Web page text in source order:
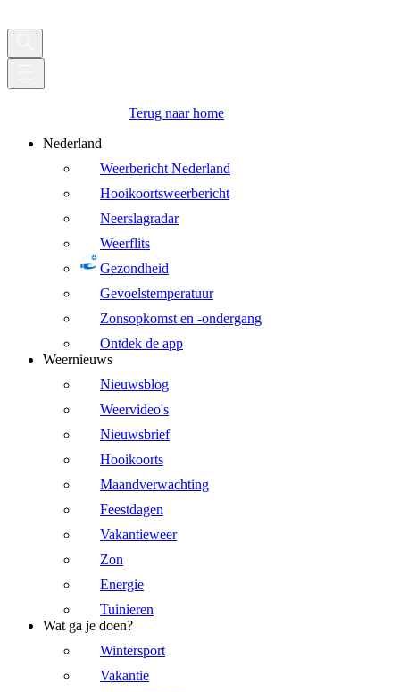
Terug naar home
Nederland
Weerbericht Nederland
Hooikoortsweerbericht
Neerslagradar
Weerflits
Gezondheid
Gevoelstemperatuur
Zonsopkomst en -ondergang
Ontdek de app
Weernieuws
Nieuwsblog
Weervideo's
Nieuwsbrief
Hooikoorts
Maandverwachting
Feestdagen
Vakantieweer
Zon
Energie
Tuinieren
Wat ga je doen?
Wintersport
Vakantie